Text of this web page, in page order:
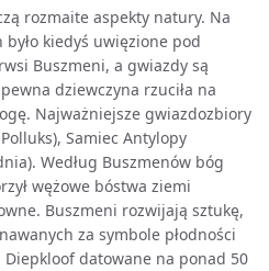
rozmaite aspekty natury. Na
było kiedyś uwięzione pod
Buszmeni, a gwiazdy są
dziewczyna rzuciła na
Najważniejsze gwiazdozbiory
Samiec Antylopy
Według Buszmenów bóg
wężowe bóstwa ziemi
Buszmeni rozwijają sztukę,
za symbole płodności
datowane na ponad 50